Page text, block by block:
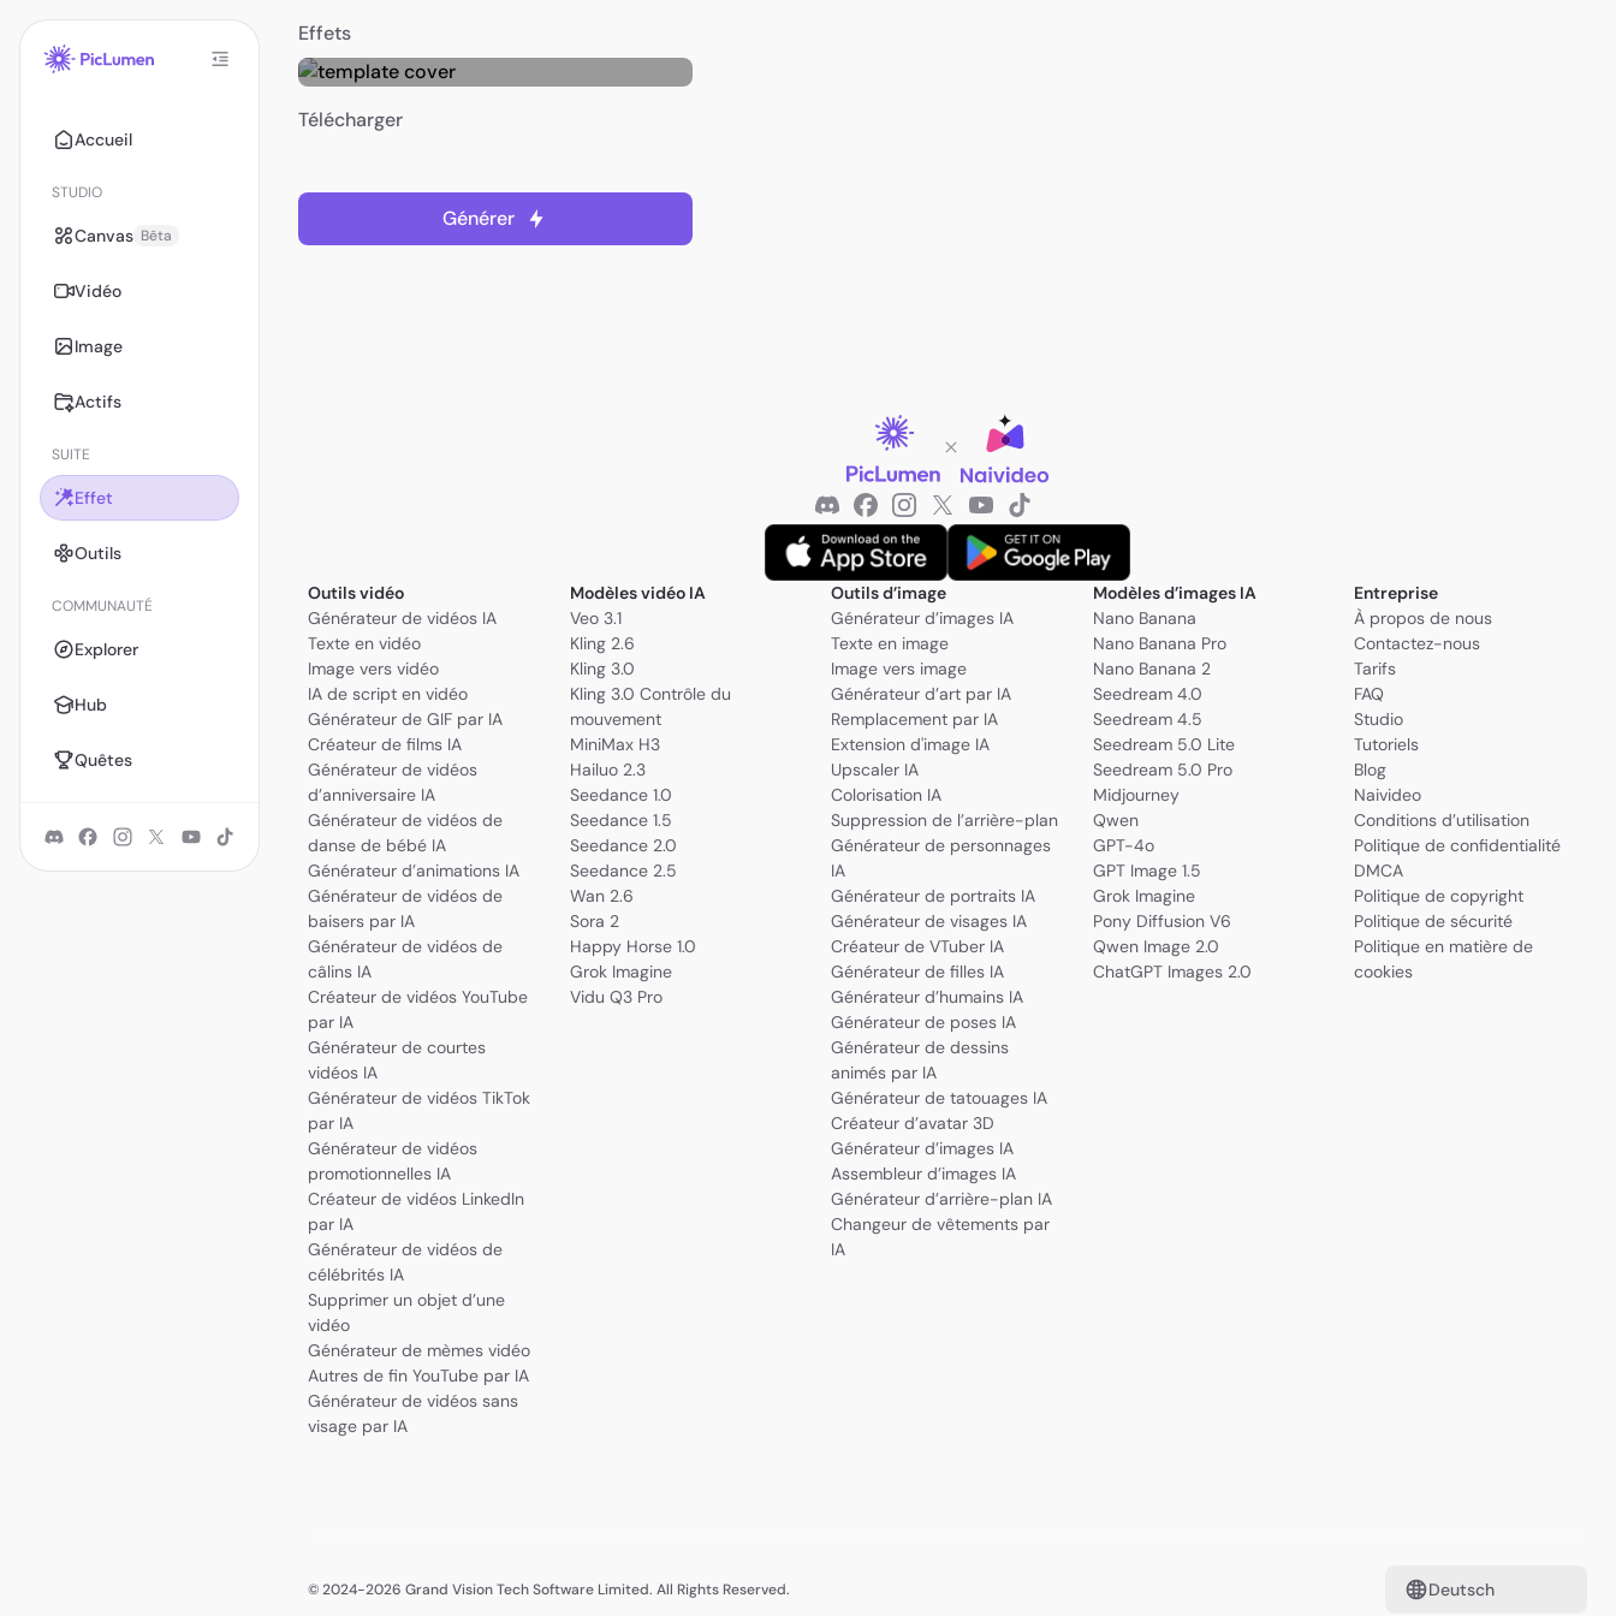
Accueil
STUDIO
Canvas Bêta
Vidéo
Image
Actifs
SUITE
Effet
Outils
COMMUNAUTÉ
Explorer
Hub
Quêtes
Effets
Télécharger
Générer
Outils vidéo
Générateur de vidéos IA
Texte en vidéo
Image vers vidéo
IA de script en vidéo
Générateur de GIF par IA
Créateur de films IA
Générateur de vidéos
d’anniversaire IA
Générateur de vidéos de
danse de bébé IA
Générateur d’animations IA
Générateur de vidéos de
baisers par IA
Générateur de vidéos de
câlins IA
Créateur de vidéos YouTube
par IA
Générateur de courtes
vidéos IA
Générateur de vidéos TikTok
par IA
Générateur de vidéos
promotionnelles IA
Créateur de vidéos LinkedIn
par IA
Générateur de vidéos de
célébrités IA
Supprimer un objet d’une
vidéo
Générateur de mèmes vidéo
Autres de fin YouTube par IA
Générateur de vidéos sans
visage par IA
Modèles vidéo IA
Veo 3.1
Kling 2.6
Kling 3.0
Kling 3.0 Contrôle du
mouvement
MiniMax H3
Hailuo 2.3
Seedance 1.0
Seedance 1.5
Seedance 2.0
Seedance 2.5
Wan 2.6
Sora 2
Happy Horse 1.0
Grok Imagine
Vidu Q3 Pro
Outils d’image
Générateur d’images IA
Texte en image
Image vers image
Générateur d’art par IA
Remplacement par IA
Extension d'image IA
Upscaler IA
Colorisation IA
Suppression de l’arrière-plan
Générateur de personnages
IA
Générateur de portraits IA
Générateur de visages IA
Créateur de VTuber IA
Générateur de filles IA
Générateur d’humains IA
Générateur de poses IA
Générateur de dessins
animés par IA
Générateur de tatouages IA
Créateur d’avatar 3D
Générateur d’images IA
Assembleur d’images IA
Générateur d’arrière-plan IA
Changeur de vêtements par
IA
Modèles d’images IA
Nano Banana
Nano Banana Pro
Nano Banana 2
Seedream 4.0
Seedream 4.5
Seedream 5.0 Lite
Seedream 5.0 Pro
Midjourney
Qwen
GPT-4o
GPT Image 1.5
Grok Imagine
Pony Diffusion V6
Qwen Image 2.0
ChatGPT Images 2.0
Entreprise
À propos de nous
Contactez-nous
Tarifs
FAQ
Studio
Tutoriels
Blog
Naivideo
Conditions d’utilisation
Politique de confidentialité
DMCA
Politique de copyright
Politique de sécurité
Politique en matière de
cookies
© 2024-2026 Grand Vision Tech Software Limited. All Rights Reserved. Deutsch